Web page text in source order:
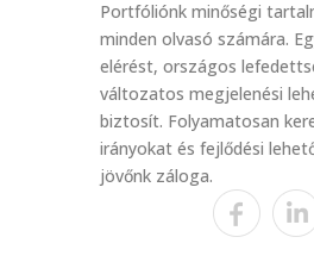
Portfóliónk minőségi
minden olvasó számára.
elérést, országos
változatos megjelenési
biztosít. Folyamatosan
irányokat és fejlődési
jövőnk záloga.